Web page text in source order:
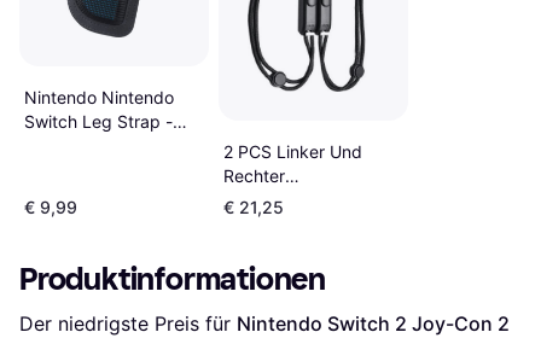
Nintendo Nintendo
Switch Leg Strap -
€ 9,99
2 PCS Linker Und
Rechter
Handgelenkgurt
Nintendo Switch
€ 21,25
Produktinformationen
Der niedrigste Preis für Nintendo Switch 2 Joy-Con 2